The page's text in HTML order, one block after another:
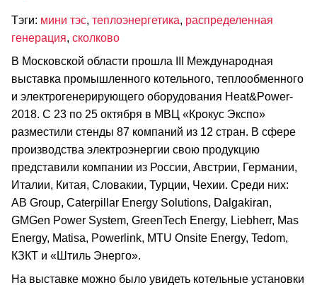
Тэги: мини тэс, теплоэнергетика, распределенная
генерация, сколково
В Московской области прошла III Международная
выставка промышленного котельного, теплообменного
и электрогенерирующего оборудования Heat&Power-
2018. С 23 по 25 октября в МВЦ «Крокус Экспо»
разместили стенды 87 компаний из 12 стран. В сфере
производства электроэнергии свою продукцию
представили компании из России, Австрии, Германии,
Италии, Китая, Словакии, Турции, Чехии. Среди них:
AB Group, Caterpillar Energy Solutions, Dalgakiran,
GMGen Power System, GreenTech Energy, Liebherr, Mas
Energy, Matisa, Powerlink, MTU Onsite Energy, Tedom,
КЗКТ и «Штиль Энерго».
На выставке можно было увидеть котельные установки